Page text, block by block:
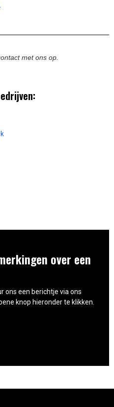
met ons op.
over een
ons een berichtje via ons
knop hieronder te klikken.